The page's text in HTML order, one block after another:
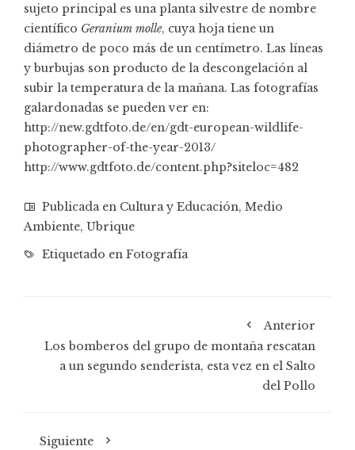
sujeto principal es una planta silvestre de nombre
científico Geranium molle, cuya hoja tiene un
diámetro de poco más de un centímetro. Las líneas
y burbujas son producto de la descongelación al
subir la temperatura de la mañana. Las fotografías
galardonadas se pueden ver en:
http://new.gdtfoto.de/en/gdt-european-wildlife-
photographer-of-the-year-2013/
http://www.gdtfoto.de/content.php?siteloc=482
Publicada en Cultura y Educación, Medio
Ambiente, Ubrique
Etiquetado en Fotografía
Anterior
Los bomberos del grupo de montaña rescatan
a un segundo senderista, esta vez en el Salto
del Pollo
Siguiente